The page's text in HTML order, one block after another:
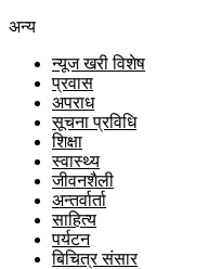
अन्य
न्यूज खरी विशेष
प्रवास
अपराध
सूचना प्रविधि
शिक्षा
स्वास्थ्य
जीवनशैली
अन्तर्वार्ता
साहित्य
पर्यटन
बिचित्र संसार